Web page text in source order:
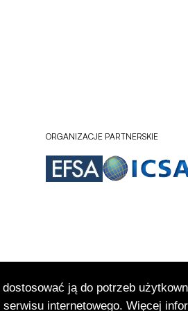
ją do potrzeb
internetowego. Więcej
ORGANIZACJE PARTNERSKIE